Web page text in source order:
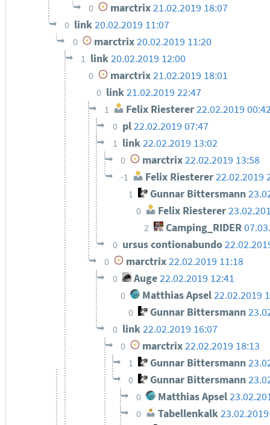
0 marctrix21.02.2019 18:07
0 link20.02.2019 11:07
0 marctrix20.02.2019 11:20
1 link20.02.2019 12:00
0 marctrix21.02.2019 18:01
0 link21.02.2019 22:47
1 Felix Riesterer22.02.2019
0 pl22.02.2019 07:47
1 link22.02.2019 13:02
0 marctrix 22.02.2019 13:58
-1 Felix Riesterer 22.02.2019
1 Gunnar Bittersmann
0 Felix Riesterer
2 Camping_RIDER
0 ursus contionabundo
0 marctrix22.02.2019 11:18
0 Auge22.02.2019 12:41
0 Matthias Apsel 22.02.2019
0 Gunnar Bittersmann
0 link22.02.2019 16:07
0 marctrix 22.02.2019 18:13
1 Gunnar Bittersmann
0 Gunnar Bittersmann
0 Matthias Apsel
0 Tabellenkalk